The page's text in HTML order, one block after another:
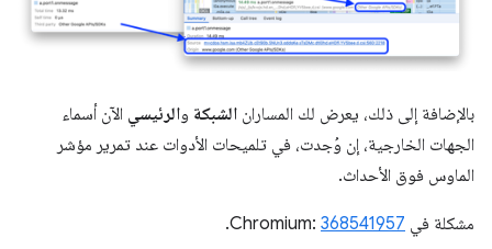
بالإضافة إلى ذلك، يعرض لك المساران الشبكة والرئيسي الآن أسماء
الجهات الخارجية، إن وُجدت، في تلميحات الأدوات عند تمرير مؤشر
الماوس فوق الأحداث.
مشكلة في Chromium: 368541957
.